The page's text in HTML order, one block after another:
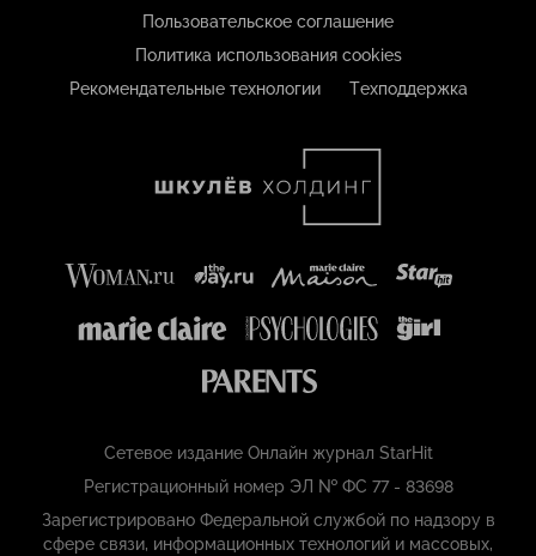
Пользовательское соглашение
Политика использования cookies
Рекомендательные технологии
Техподдержка
Сетевое издание Онлайн журнал StarHit
Регистрационный номер ЭЛ № ФС 77 - 83698
Зарегистрировано Федеральной службой по надзору в
сфере связи, информационных технологий и массовых,